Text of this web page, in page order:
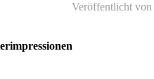
Veröffentlicht von